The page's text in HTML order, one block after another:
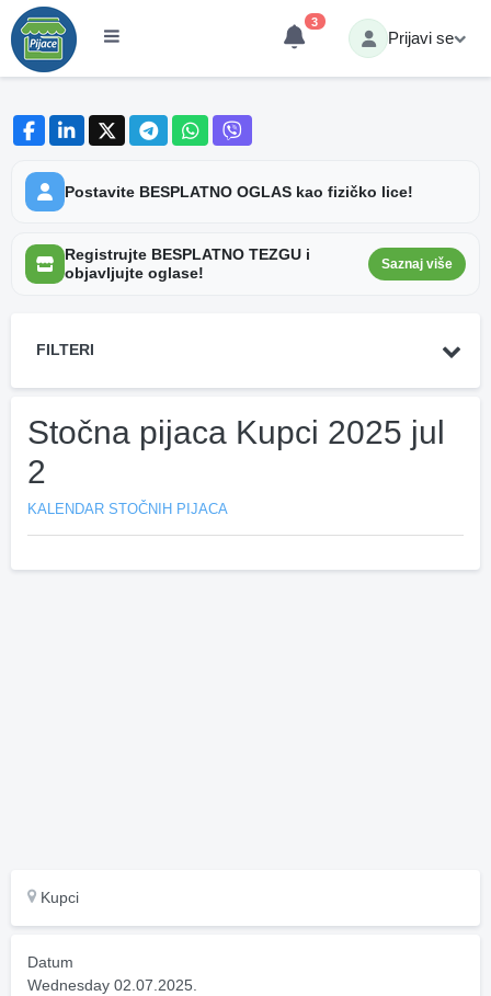
3
Prijavi se
Postavite BESPLATNO OGLAS kao fizičko lice!
Registrujte BESPLATNO TEZGU i
objavljujte oglase!
Saznaj više
FILTERI
Stočna pijaca Kupci 2025 jul
2
KALENDAR STOČNIH PIJACA
Kupci
Datum
Wednesday 02.07.2025.